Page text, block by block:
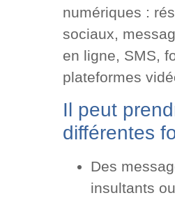
numériques :
sociaux,
en ligne, SMS,
plateformes
Il peut
différentes
Des
insultants ou